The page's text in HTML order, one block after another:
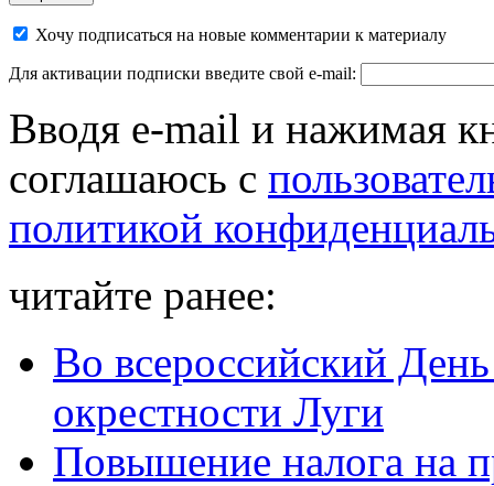
Хочу подписаться на новые комментарии к материалу
Для активации подписки введите свой e-mail:
Вводя e-mail и нажимая
соглашаюсь с
политикой
читайте ранее:
Во всероссийский
окрестности Луги
Повышение налога на